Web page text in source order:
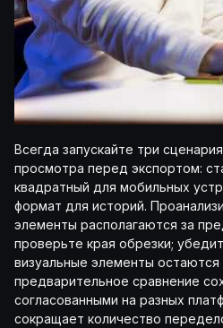
Всегда запускайте три
просмотра перед экспортом:
квадратный для мобильных
формат для историй.
элементы располагаются за
проверьте края обрезки;
визуальные элементы
предварительное сравнение
согласованными на разных
сокращает количество